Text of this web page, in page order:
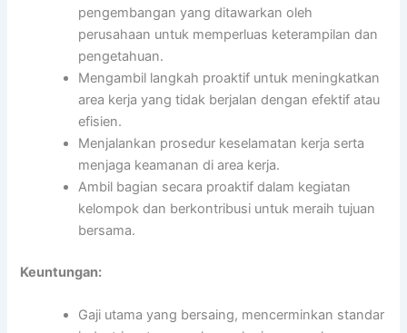
pengembangan yang ditawarkan oleh
perusahaan untuk memperluas keterampilan dan
pengetahuan.
Mengambil langkah proaktif untuk meningkatkan
area kerja yang tidak berjalan dengan efektif atau
efisien.
Menjalankan prosedur keselamatan kerja serta
menjaga keamanan di area kerja.
Ambil bagian secara proaktif dalam kegiatan
kelompok dan berkontribusi untuk meraih tujuan
bersama.
Keuntungan:
Gaji utama yang bersaing, mencerminkan standar